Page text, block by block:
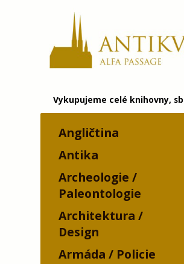
Vykupujeme celé knihovny,
Angličtina
Antika
Archeologie /
Paleontologie
Architektura /
Design
Armáda / Policie